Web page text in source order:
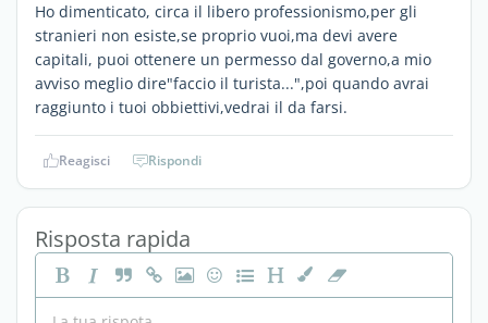
Ho dimenticato, circa il libero professionismo,per gli
stranieri non esiste,se proprio vuoi,ma devi avere
capitali, puoi ottenere un permesso dal governo,a mio
avviso meglio dire"faccio il turista...",poi quando avrai
raggiunto i tuoi obbiettivi,vedrai il da farsi.
Reagisci Rispondi
Risposta rapida